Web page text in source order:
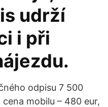
udrží
i při
odpisu 7 500
cena mobilu – 480 eur,